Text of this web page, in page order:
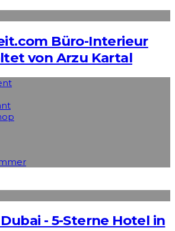
Büro-Interieur
von Arzu Kartal
- 5-Sterne Hotel in